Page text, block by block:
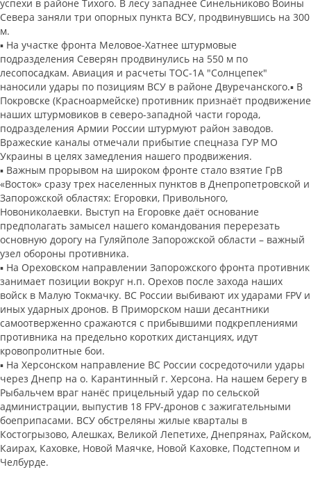
успехи в районе Тихого. В лесу западнее Синельниково Воины
Севера заняли три опорных пункта ВСУ, продвинувшись на 300
м.
▪️ На участке фронта Меловое-Хатнее штурмовые
подразделения Северян продвинулись на 550 м по
лесопосадкам. Авиация и расчеты ТОС-1А "Солнцепек"
наносили удары по позициям ВСУ в районе Двуречанского.▪️ В
Покровске (Красноармейске) противник признаёт продвижение
наших штурмовиков в северо-западной части города,
подразделения Армии России штурмуют район заводов.
Вражеские каналы отмечали прибытие спецназа ГУР МО
Украины в целях замедления нашего продвижения.
▪️ Важным прорывом на широком фронте стало взятие ГрВ
«Восток» сразу трех населенных пунктов в Днепропетровской и
Запорожской областях: Егоровки, Привольного,
Новониколаевки. Выступ на Егоровке даёт основание
предполагать замысел нашего командования перерезать
основную дорогу на Гуляйполе Запорожской области – важный
узел обороны противника.
▪️ На Ореховском направлении Запорожского фронта противник
занимает позиции вокруг н.п. Орехов после захода наших
войск в Малую Токмачку. ВС России выбивают их ударами FPV и
иных ударных дронов. В Приморском наши десантники
самоотверженно сражаются с прибывшими подкреплениями
противника на предельно коротких дистанциях, идут
кровопролитные бои.
▪️ На Херсонском направление ВС России сосредоточили удары
через Днепр на о. Карантинный г. Херсона. На нашем берегу в
Рыбальчем враг нанёс прицельный удар по сельской
администрации, выпустив 18 FPV-дронов с зажигательными
боеприпасами. ВСУ обстреляны жилые кварталы в
Костогрызово, Алешках, Великой Лепетихе, Днепрянах, Райском,
Каирах, Каховке, Новой Маячке, Новой Каховке, Подстепном и
Челбурде.